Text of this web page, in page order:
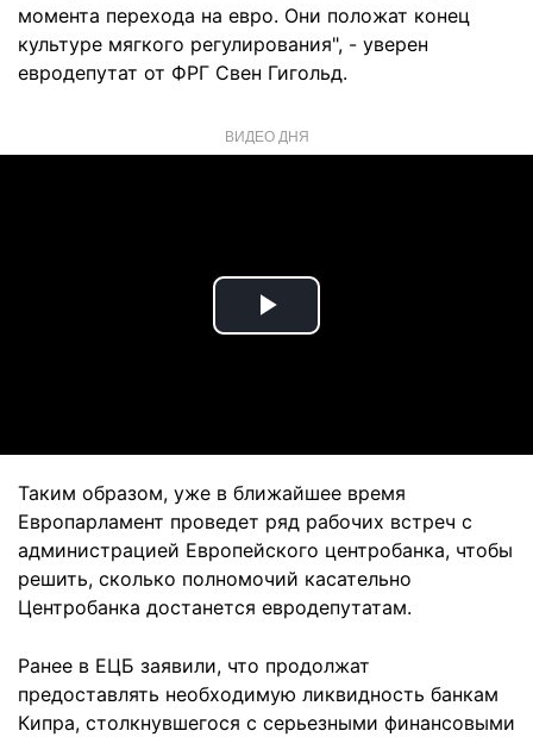
момента перехода на евро. Они положат конец
культуре мягкого регулирования", - уверен
евродепутат от ФРГ Свен Гигольд.
ВИДЕО ДНЯ
Play
Таким образом, уже в ближайшее время
Европарламент проведет ряд рабочих встреч с
администрацией Европейского центробанка, чтобы
решить, сколько полномочий касательно
Центробанка достанется евродепутатам.
Ранее в ЕЦБ заявили, что продолжат
предоставлять необходимую ликвидность банкам
Кипра, столкнувшегося с серьезными финансовыми